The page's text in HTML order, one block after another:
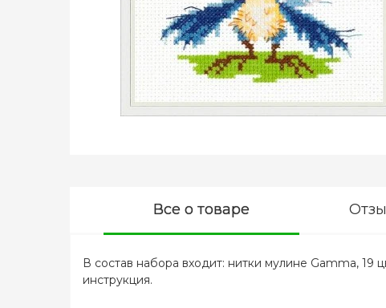
Все о товаре
В состав набора входит: нитки мулине Gamma, 19
инструкция.